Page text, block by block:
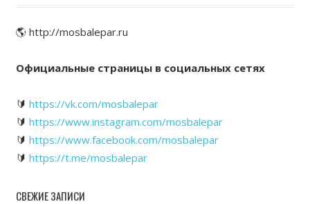
🌎 http://mosbalepar.ru
Официальные страницы в социальных сетях
🔰 https://vk.com/mosbalepar
🔰 https://www.instagram.com/mosbalepar
🔰 https://www.facebook.com/mosbalepar
🔰 https://t.me/mosbalepar
СВЕЖИЕ ЗАПИСИ